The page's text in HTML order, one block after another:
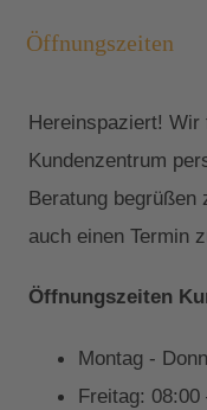
Öffnungszeiten
Hereinspaziert! Wir
Kundenzentrum
Beratung begrüßen
auch einen Termin
Öffnungszeiten
Montag -
Freitag: 08:00